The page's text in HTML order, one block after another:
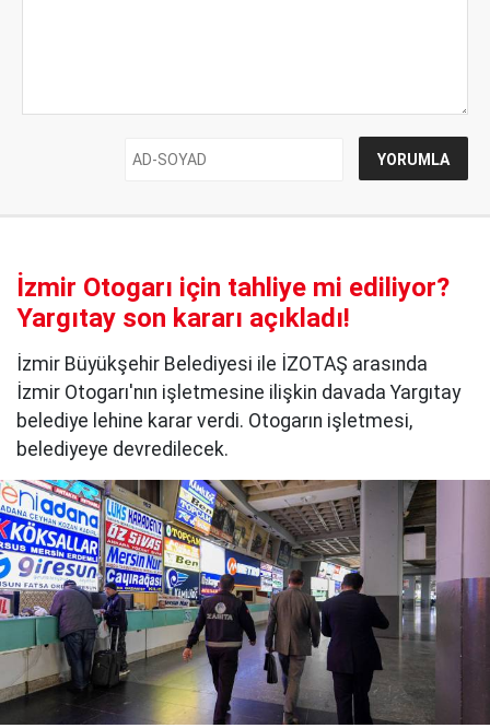
İzmir Otogarı için tahliye mi ediliyor?
Yargıtay son kararı açıkladı!
İzmir Büyükşehir Belediyesi ile İZOTAŞ arasında
İzmir Otogarı'nın işletmesine ilişkin davada Yargıtay
belediye lehine karar verdi. Otogarın işletmesi,
belediyeye devredilecek.